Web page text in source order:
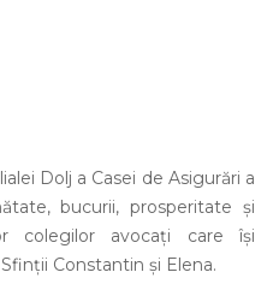
Dolj a Casei de Asigurări a
bucurii, prosperitate şi
colegilor avocaţi care îşi
Constantin şi Elena.